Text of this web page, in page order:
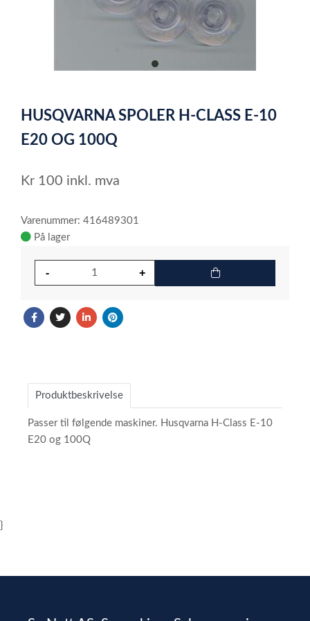
item
of
1
HUSQVARNA SPOLER H-CLASS E-10
E20 OG 100Q
Kr 100 inkl. mva
Varenummer: 416489301
På lager
Produktbeskrivelse
Passer til følgende maskiner. Husqvarna H-Class E-10
E20 og 100Q
}